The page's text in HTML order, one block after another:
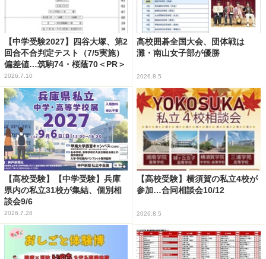
【中学受験2027】四谷大塚、第2
回合不合判定テスト（7/5実施）
偏差値…筑駒74・桜蔭70＜PR＞
2026.7.10
高校囲碁全国大会、団体戦は
灘・南山女子部が優勝
2026.8.5
【高校受験】【中学受験】兵庫
県内の私立31校が集結、個別相
談会9/6
2026.7.28
【高校受験】横須賀の私立4校が
参加…合同相談会10/12
2026.8.5